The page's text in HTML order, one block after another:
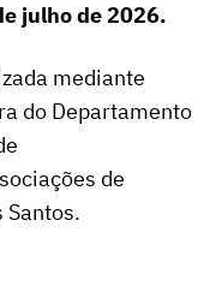
julho de 2026.
mediante
do Departamento
de
Santos.